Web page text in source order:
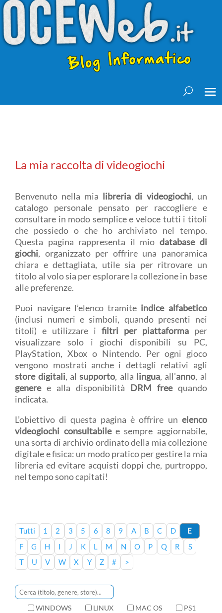
La mia raccolta di videogiochi
Benvenuto nella mia libreria di videogiochi, un
catalogo personale pensato per raccogliere e
consultare in modo semplice e veloce tutti i titoli
che possiedo o che ho archiviato nel tempo.
Questa pagina rappresenta il miodatabase di
giochi, organizzato per offrire una panoramica
chiara e dettagliata, utile sia per ritrovare un
titolo al volo sia per esplorare la collezione in base
alle preferenze.
Puoi navigare l’elenco tramite indice alfabetico
(inclusi numeri e simboli, quando presenti nei
titoli) e utilizzare i filtri per piattaformaper
visualizzare solo i giochi disponibili su PC,
PlayStation, Xbox o Nintendo. Per ogni gioco
vengono mostrati anche i dettagli relativi agli
store digitali, alsupporto, alla lingua, all’anno, al
generee alla disponibilità DRM freequando
indicata.
L’obiettivo di questa pagina è offrire un elenco
videogiochi consultabilee sempre aggiornabile,
una sorta di archivio ordinato della mia collezione
digitale e fisica: un modo pratico per gestire la mia
libreria ed evitare acquisti doppi che, purtroppo,
nel tempo sono capitati!
Tutti 1 2 3 5 6 8 9 A B C D
E
F
G H I J K L M N O P Q R
S
T
U V W X Y Z # >
WINDOWS LINUX MAC OS PS1